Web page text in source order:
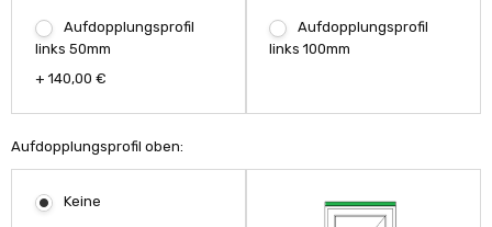
Aufdopplungsprofil
links 50mm
+ 140,00 €
Aufdopplungsprofil
links 100mm
Aufdopplungsprofil oben:
Keine